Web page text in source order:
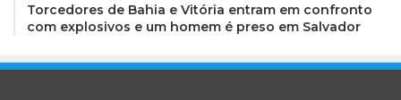
Torcedores de Bahia e Vitória entram em confronto
com explosivos e um homem é preso em Salvador